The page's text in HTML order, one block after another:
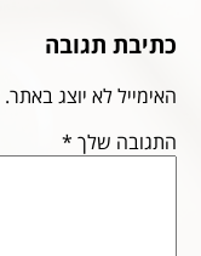
כתיבת תגובה
האימייל לא יוצג באתר.
התגובה שלך *